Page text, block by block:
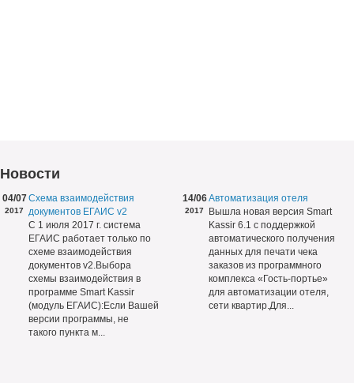
Новости
04/07
2017
Схема взаимодействия
документов ЕГАИС v2
С 1 июля 2017 г. система
ЕГАИС работает только по
схеме взаимодействия
документов v2.Выбора
схемы взаимодействия в
программе Smart Kassir
(модуль ЕГАИС):Если Вашей
версии программы, не
такого пункта м...
14/06
2017
Автоматизация отеля
Вышла новая версия Smart
Kassir 6.1 с поддержкой
автоматического получения
данных для печати чека
заказов из программного
комплекса «Гость-портье»
для автоматизации отеля,
сети квартир.Для...